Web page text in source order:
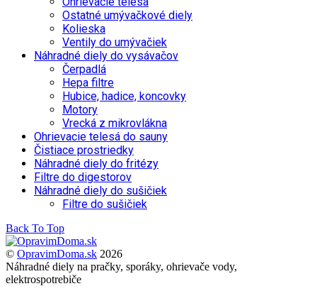
Ostatné umývačkové diely
Kolieska
Ventily do umývačiek
Náhradné diely do vysávačov
Čerpadlá
Hepa filtre
Hubice, hadice, koncovky
Motory
Vrecká z mikrovlákna
Ohrievacie telesá do sauny
Čistiace prostriedky
Náhradné diely do fritézy
Filtre do digestorov
Náhradné diely do sušičiek
Filtre do sušičiek
Back To Top
© OpravimDoma.sk 2026
Náhradné diely na pračky, sporáky, ohrievače vody,
elektrospotrebiče